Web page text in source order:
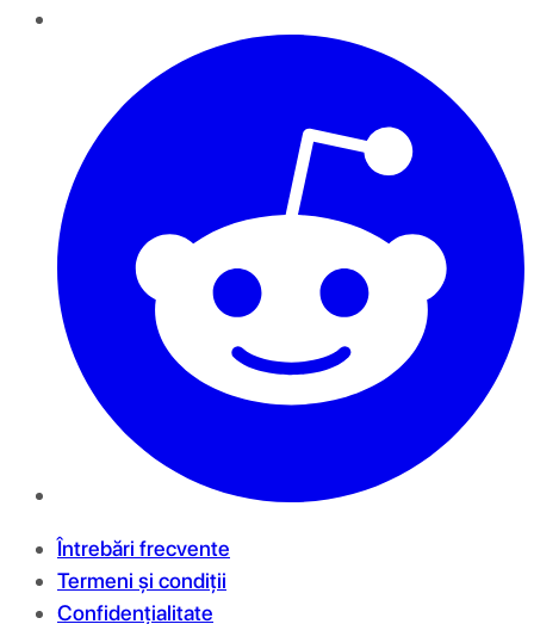
Întrebări frecvente
Termeni și condiții
Confidențialitate